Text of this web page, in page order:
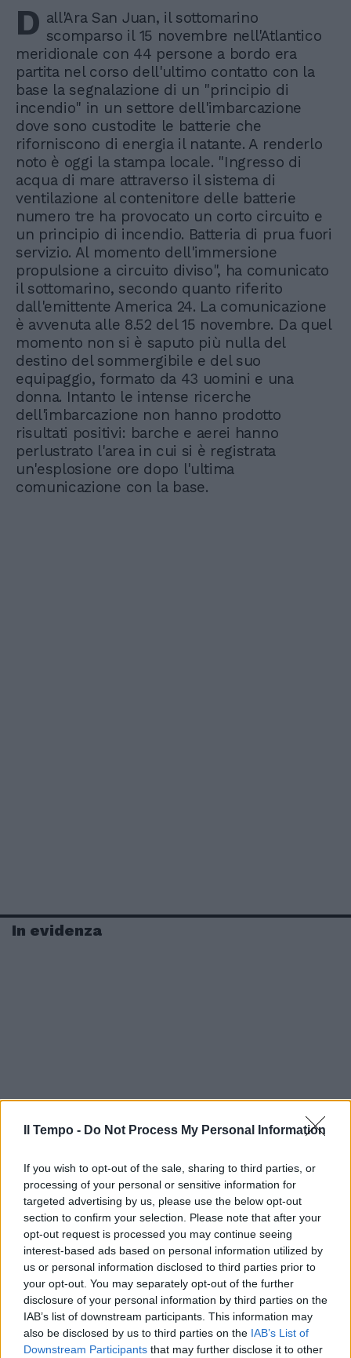
Il Tempo - Do Not Process My Personal Information
If you wish to opt-out of the sale, sharing to third parties, or
processing of your personal or sensitive information for
targeted advertising by us, please use the below opt-out
section to confirm your selection. Please note that after your
opt-out request is processed you may continue seeing
interest-based ads based on personal information utilized by
us or personal information disclosed to third parties prior to
your opt-out. You may separately opt-out of the further
disclosure of your personal information by third parties on the
IAB’s list of downstream participants. This information may
also be disclosed by us to third parties on the IAB’s List of
Downstream Participants that may further disclose it to other
D all'Ara San Juan, il sottomarino
scomparso il 15 novembre nell'Atlantico
meridionale con 44 persone a bordo era
partita nel corso dell'ultimo contatto con la
base la segnalazione di un "principio di
incendio" in un settore dell'imbarcazione
dove sono custodite le batterie che
riforniscono di energia il natante. A renderlo
noto è oggi la stampa locale. "Ingresso di
acqua di mare attraverso il sistema di
ventilazione al contenitore delle batterie
numero tre ha provocato un corto circuito e
un principio di incendio. Batteria di prua fuori
servizio. Al momento dell'immersione
propulsione a circuito diviso", ha comunicato
il sottomarino, secondo quanto riferito
dall'emittente America 24. La comunicazione
è avvenuta alle 8.52 del 15 novembre. Da quel
momento non si è saputo più nulla del
destino del sommergibile e del suo
equipaggio, formato da 43 uomini e una
donna. Intanto le intense ricerche
dell'imbarcazione non hanno prodotto
risultati positivi: barche e aerei hanno
perlustrato l'area in cui si è registrata
un'esplosione ore dopo l'ultima
comunicazione con la base.
In evidenza